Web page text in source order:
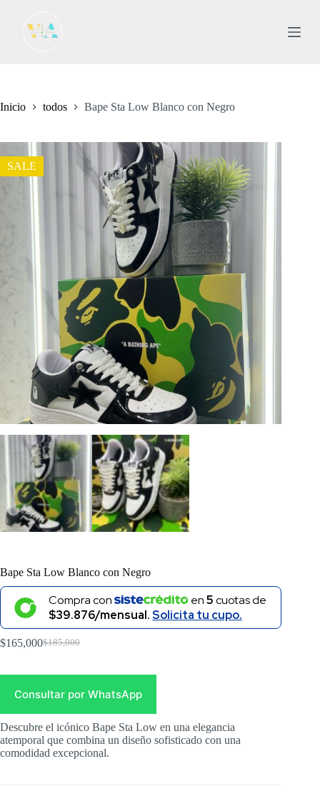
l
n
t
e
n
Inicio todos Bape Sta Low Blanco con Negro
SALE
Bape Sta Low Blanco con Negro
Compra con en5cuotas de
$39.876/mensual.Solicita tu cupo.
$185,000
Original
was:
$165,000Current
is:
Consultar por WhatsApp
Descubre el icónico Bape Sta Low en una elegancia
atemporal que combina un diseño sofisticado con una
comodidad excepcional.